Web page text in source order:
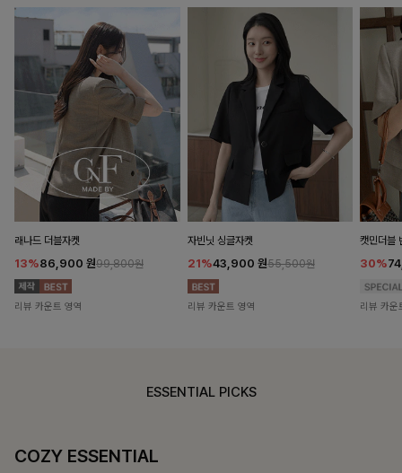
래나드 더블자켓
13%86,900 원99,800원
리뷰 카운트 영역
자빈닛 싱글자켓
21%43,900 원55,500원
리뷰 카운트 영역
캣민더블
30%
리뷰 카운
ESSENTIAL PICKS
COZY ESSENTIAL